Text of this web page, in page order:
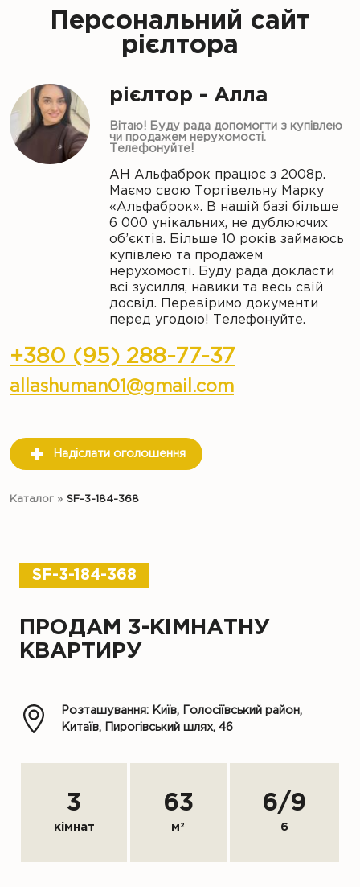
Персональний сайт
рієлтора
рієлтор - Алла
Вітаю! Буду рада допомогти з купівлею
чи продажем нерухомості.
Телефонуйте!
АН Альфаброк працює з 2008р.
Маємо свою Торгівельну Марку
«Альфаброк». В нашій базі більше
6 000 унікальних, не дублюючих
об’єктів. Більше 10 років займаюсь
купівлею та продажем
нерухомості. Буду рада докласти
всі зусилля, навики та весь свій
досвід. Перевіримо документи
перед угодою! Телефонуйте.
+380 (95) 288-77-37
allashuman01@gmail.com
Надіслати оголошення
Каталог » SF-3-184-368
SF-3-184-368
ПРОДАМ 3-КІМНАТНУ
КВАРТИРУ
Розташування: Київ, Голосіївський район,
Китаїв, Пирогівський шлях, 46
3
кімнат
63
м 2
6/9
6